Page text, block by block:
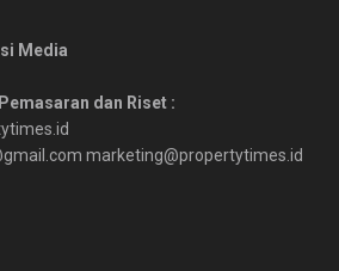
Media
dan Riset :
marketing@propertytimes.id